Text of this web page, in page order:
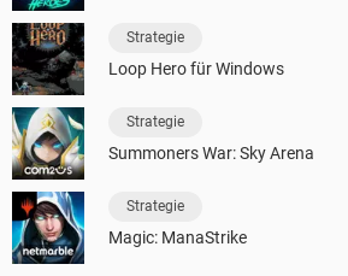
Strategie
Loop Hero für Windows
Strategie
Summoners War: Sky Arena
Strategie
Magic: ManaStrike